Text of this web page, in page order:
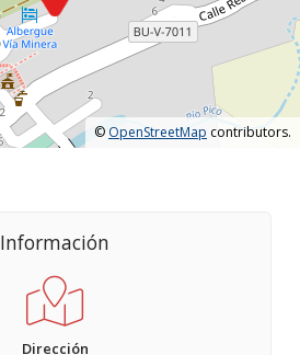
© OpenStreetMap contributors.
Información
Dirección